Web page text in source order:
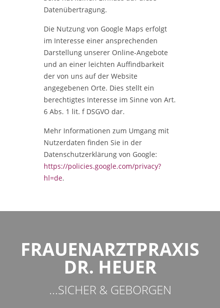
Datenübertragung.
Die Nutzung von Google Maps erfolgt
im Interesse einer ansprechenden
Darstellung unserer Online-Angebote
und an einer leichten Auffindbarkeit
der von uns auf der Website
angegebenen Orte. Dies stellt ein
berechtigtes Interesse im Sinne von Art.
6 Abs. 1 lit. f DSGVO dar.
Mehr Informationen zum Umgang mit
Nutzerdaten finden Sie in der
Datenschutzerklärung von Google:
https://policies.google.com/privacy?
hl=de.
FRAUENARZTPRAXIS
DR. HEUER
...SICHER & GEBORGEN